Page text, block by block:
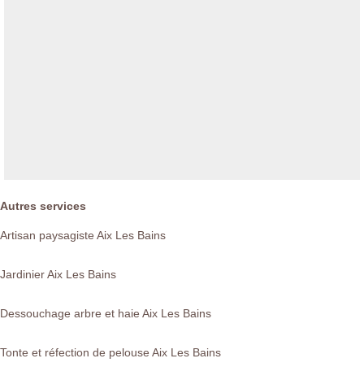
Autres services
Artisan paysagiste Aix Les Bains
Jardinier Aix Les Bains
Dessouchage arbre et haie Aix Les Bains
Tonte et réfection de pelouse Aix Les Bains